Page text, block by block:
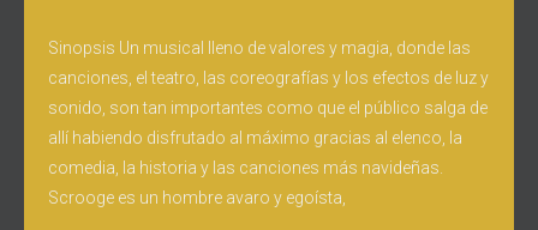
Sinopsis Un musical lleno de valores y magia, donde las
canciones, el teatro, las coreografías y los efectos de luz y
sonido, son tan importantes como que el público salga de
allí habiendo disfrutado al máximo gracias al elenco, la
comedia, la historia y las canciones más navideñas.
Scrooge es un hombre avaro y egoísta,